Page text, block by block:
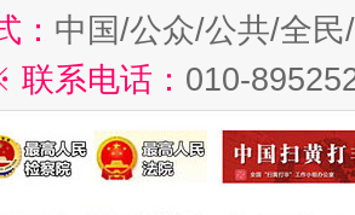
： 中国/公众/公共/全
联系电话： 010-